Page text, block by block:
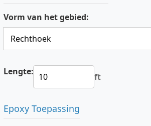
Vorm van het gebied:
Lengte: ft
Epoxy Toepassing